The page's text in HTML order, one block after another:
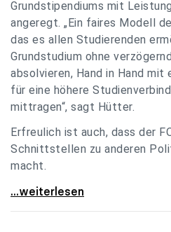
Grundstipendiums mit
angeregt. „Ein faires Modell
das es allen Studierenden
Grundstudium ohne
absolvieren, Hand in Hand mit
für eine höhere
mittragen“, sagt Hütter.
Erfreulich ist auch, dass der
Schnittstellen zu anderen
macht.
uniko zu FORWIT-Analyse:
...weiterlesen